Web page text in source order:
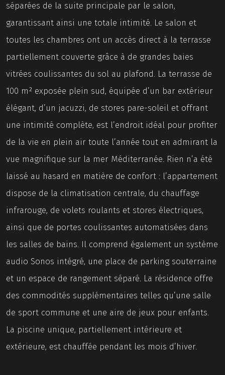
séparées de la suite principale par le salon,
garantissant ainsi une totale intimité. Le salon et
toutes les chambres ont un accès direct à la terrasse
partiellement couverte grâce à de grandes baies
vitrées coulissantes du sol au plafond. La terrasse de
100 m² exposée plein sud, équipée d’un bar extérieur
élégant, d’un jacuzzi, de stores pare-soleil et offrant
une intimité complète, est l’endroit idéal pour profiter
de la vie en plein air toute l’année tout en admirant la
vue magnifique sur la mer Méditerranée. Rien n’a été
laissé au hasard en matière de confort : l’appartement
dispose de la climatisation centrale, du chauffage
infrarouge, de volets roulants et stores électriques,
ainsi que de portes coulissantes automatisées dans
les salles de bains. Il comprend également un système
audio Sonos intégré, une place de parking souterraine
et un espace de rangement séparé. La résidence offre
des commodités supplémentaires telles qu’une salle
de sport commune et une aire de jeux pour enfants.
La piscine unique, partiellement intérieure et
extérieure, est chauffée pendant les mois d’hiver.